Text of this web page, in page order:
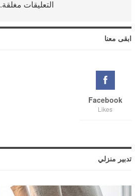
التعليقات مغلقة.
ابقى معنا
Facebook
Likes
تدبير منزلي